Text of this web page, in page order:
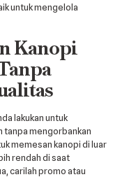
untuk mengelola
Kanopi
lakukan untuk
tanpa mengorbankan
memesan kanopi di luar
rendah di saat
carilah promo atau